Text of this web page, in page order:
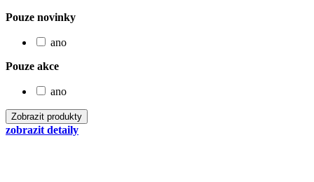
Pouze novinky
ano
Pouze akce
ano
zobrazit detaily